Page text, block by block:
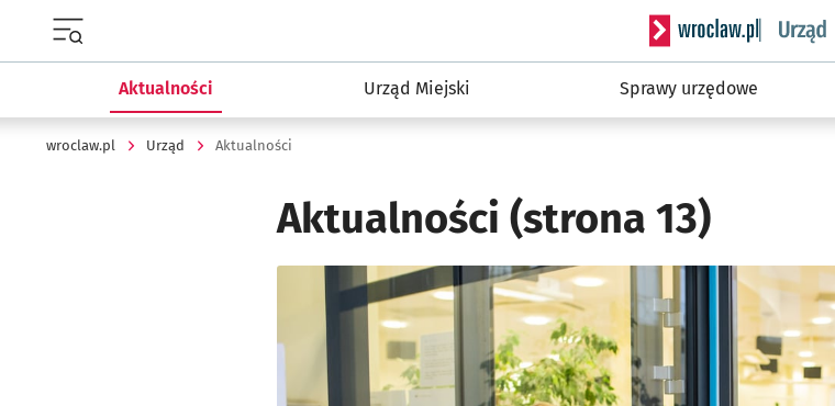
Serwis informacyjny
Aktualności Urząd Miejski Sprawy urzędowe
wroclaw.pl Urząd Aktualności
Aktualności (strona 13)
Kliknij, aby powiększyć